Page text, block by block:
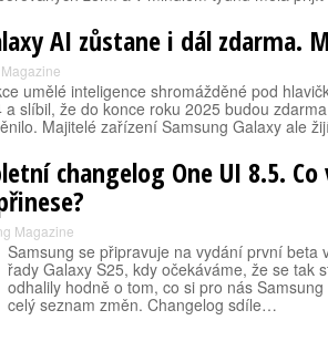
AI zůstane i dál zdarma.
umělé inteligence shromážděné pod
a slíbil, že do konce roku 2025 budou
Majitelé zařízení Samsung Galaxy ale
changelog One UI 8.5. Co
Magazine
Samsung se připravuje na vydání první beta
řady Galaxy S25, kdy očekáváme, že se tak
odhalily hodně o tom, co si pro nás
celý seznam změn. Changelog sdíle…